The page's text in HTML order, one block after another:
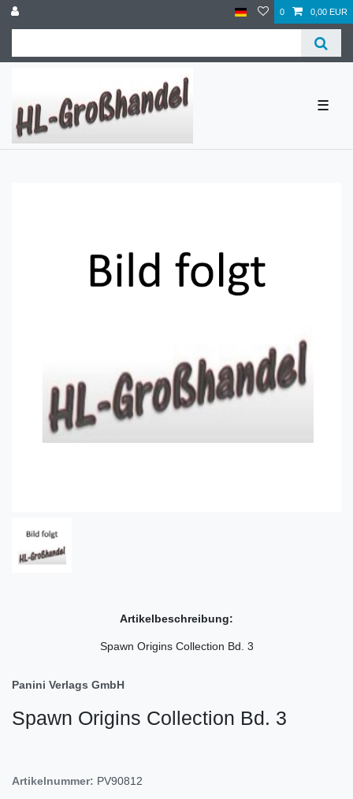
0 0,00 EUR
☰
Artikelbeschreibung:
Spawn Origins Collection Bd. 3
Panini Verlags GmbH
Spawn Origins Collection Bd. 3
Artikelnummer: PV90812